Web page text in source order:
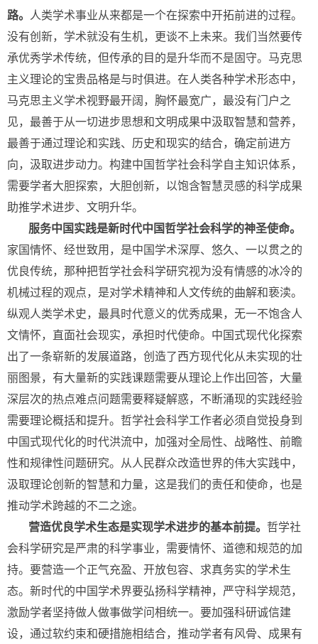
路。
人类学术事业从来都是一个在探索中开拓前进的过程。
没有创新，学术就没有生机，更谈不上未来。我们当然要传
承优秀学术传统，但传承的目的是升华而不是固守。马克思
主义理论的宝贵品格是与时俱进。在人类各种学术形态中，
马克思主义学术视野最开阔，胸怀最宽广，最没有门户之
见，最善于从一切进步思想和文明成果中汲取智慧和营养，
最善于通过理论和实践、历史和现实的结合，确定前进方
向，汲取进步动力。构建中国哲学社会科学自主知识体系，
需要学者大胆探索，大胆创新，以饱含智慧灵感的科学成果
助推学术进步、文明升华。
服务中国实践是新时代中国哲学社会科学的神圣使命。
家国情怀、经世致用，是中国学术深厚、悠久、一以贯之的
优良传统，那种把哲学社会科学研究视为没有情感的冰冷的
机械过程的观点，是对学术精神和人文传统的曲解和亵渎。
纵观人类学术史，最具时代意义的优秀成果，无一不饱含人
文情怀，直面社会现实，承担时代使命。中国式现代化探索
出了一条崭新的发展道路，创造了西方现代化从未实现的壮
丽图景，有大量新的实践课题需要从理论上作出回答，大量
深层次的热点难点问题需要释疑解惑，不断涌现的实践经验
需要理论概括和提升。哲学社会科学工作者必须自觉投身到
中国式现代化的时代洪流中，加强对全局性、战略性、前瞻
性和规律性问题研究。从人民群众改造世界的伟大实践中，
汲取理论创新的智慧和力量，这是我们的责任和使命，也是
推动学术跨越的不二之途。
营造优良学术生态是实现学术进步的基本前提。 哲学社
会科学研究是严肃的科学事业，需要情怀、道德和规范的加
持。要营造一个正气充盈、开放包容、求真务实的学术生
态。新时代的中国学术界要弘扬科学精神，严守科学规范，
激励学者坚持做人做事做学问相统一。要加强科研诚信建
设，通过软约束和硬措施相结合，推动学者有风骨、成果有